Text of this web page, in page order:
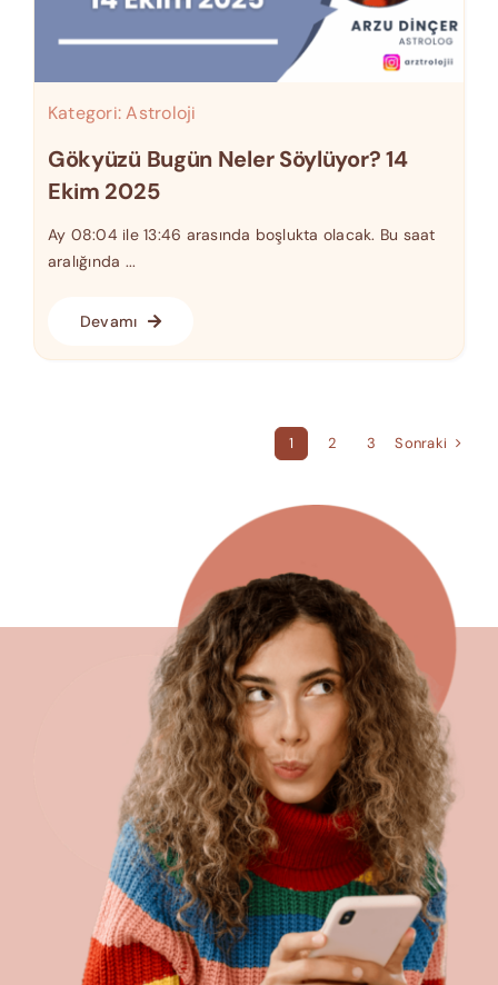
Kategori:Astroloji
Gökyüzü Bugün Neler Söylüyor? 14
Ekim 2025
Ay 08:04 ile 13:46 arasında boşlukta olacak. Bu saat
aralığında ...
Devamı
1 2 3 Sonraki